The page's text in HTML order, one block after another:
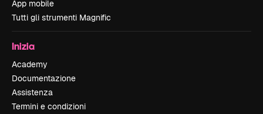
App mobile
Tutti gli strumenti Magnific
Inizia
Academy
Documentazione
Assistenza
Termini e condizioni